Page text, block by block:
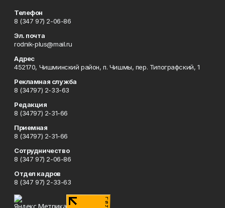
Телефон
8 (347 97) 2-06-86
Эл. почта
rodnik-plus@mail.ru
Адрес
452170, Чишминский район, п. Чишмы, пер. Типографский, 1
Рекламная служба
8 (34797) 2-33-63
Редакция
8 (34797) 2-31-66
Приемная
8 (34797) 2-31-66
Сотрудничество
8 (347 97) 2-06-86
Отдел кадров
8 (347 97) 2-33-63